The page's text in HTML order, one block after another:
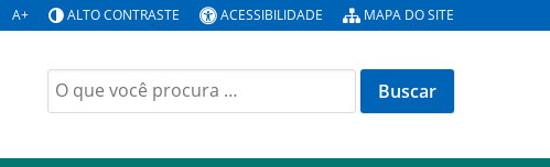
A+ ALTO CONTRASTE ACESSIBILIDADE MAPA DO SITE
Buscar
por: